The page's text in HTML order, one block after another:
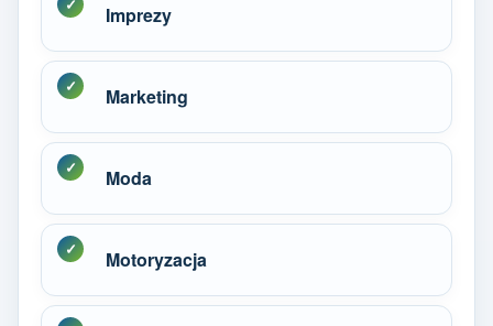
Imprezy
Marketing
Moda
Motoryzacja